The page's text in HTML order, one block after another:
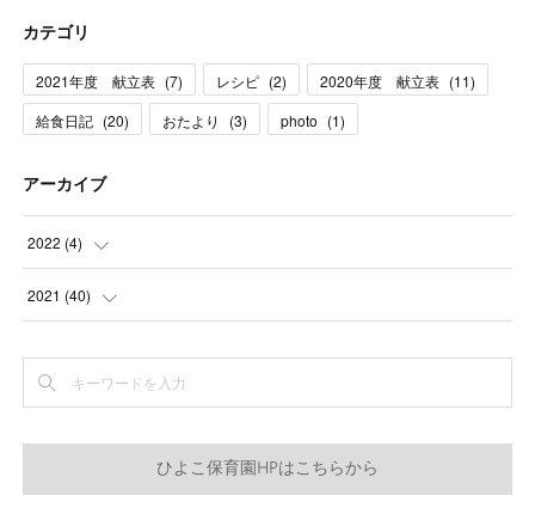
カテゴリ
2021年度 献立表 (7) レシピ (2) 2020年度 献立表 (11)
給食日記 (20) おたより (3) photo (1)
アーカイブ
2022 (4)
(3
2021 (40)
(
(1)
(2)
ひよこ保育園HPはこちらから